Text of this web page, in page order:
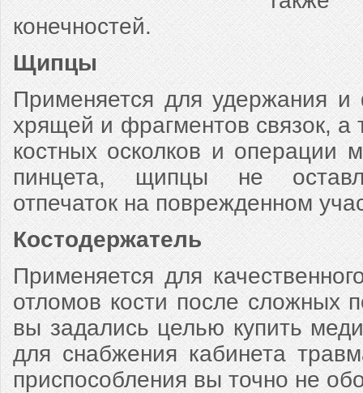
конечностей.
Щипцы
Применяется для удержания и
хрящей и фрагментов связок, а
костных осколков и операции
пинцета, щипцы не
отпечаток на поврежденном
Костодержатель
Применяется для
отломов кости после сложных
вы задались целью купить
для снабжения кабинета
приспособления вы точно не